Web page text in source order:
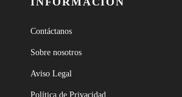
Contáctanos
Sobre nosotros
Aviso Legal
Política de Privacidad